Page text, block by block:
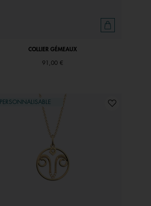
COLLIER GÉMEAUX
91,00 €
PERSONNALISABLE